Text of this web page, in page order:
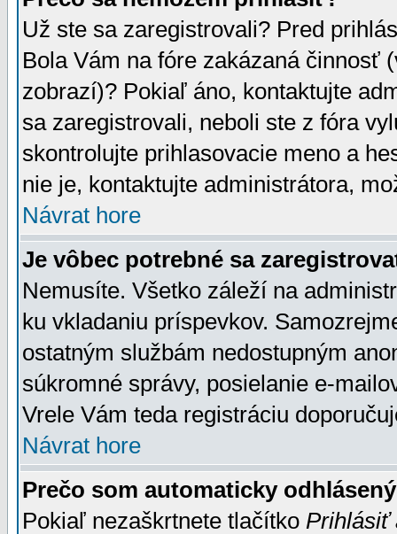
Už ste sa zaregistrovali? Pred
Bola Vám na fóre zakázaná činnosť
zobrazí)? Pokiaľ áno, kontaktujte
sa zaregistrovali, neboli ste z fóra
skontrolujte prihlasovacie meno a
nie je, kontaktujte administrátora,
Návrat hore
Je vôbec potrebné sa
Nemusíte. Všetko záleží na
ku vkladaniu príspevkov.
ostatným službám nedostupným
súkromné správy, posielanie e-
Vrele Vám teda registráciu
Návrat hore
Prečo som automaticky
Pokiaľ nezaškrtnete tlačítko Prihlásiť